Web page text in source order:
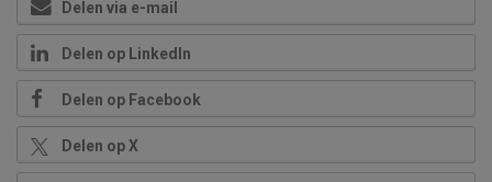
Delen via e-mail
Delen op LinkedIn
Delen op Facebook
Delen op X